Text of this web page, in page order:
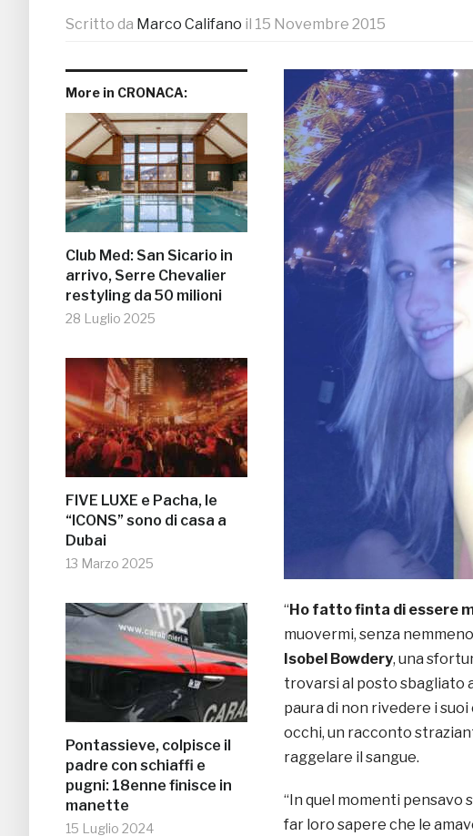
Scritto da Marco Califano il 15 Novembre 2015
More in CRONACA:
Club Med: San Sicario in
arrivo, Serre Chevalier
restyling da 50 milioni
28 Luglio 2025
FIVE LUXE e Pacha, le
“ICONS” sono di casa a
Dubai
13 Marzo 2025
Pontassieve, colpisce il
padre con schiaffi e
pugni: 18enne finisce in
manette
15 Luglio 2024
“Ho fatto finta di essere
muovermi, senza
Isobel Bowdery, una
trovarsi al posto sbagliato
paura di non rivedere i
occhi, un racconto
raggelare il sangue.
“In quel momenti pensavo
far loro sapere che le